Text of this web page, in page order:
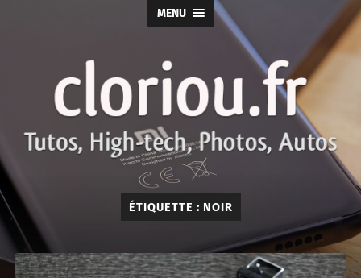
MENU
cloriou.fr
ÉTIQUETTE : NOIR